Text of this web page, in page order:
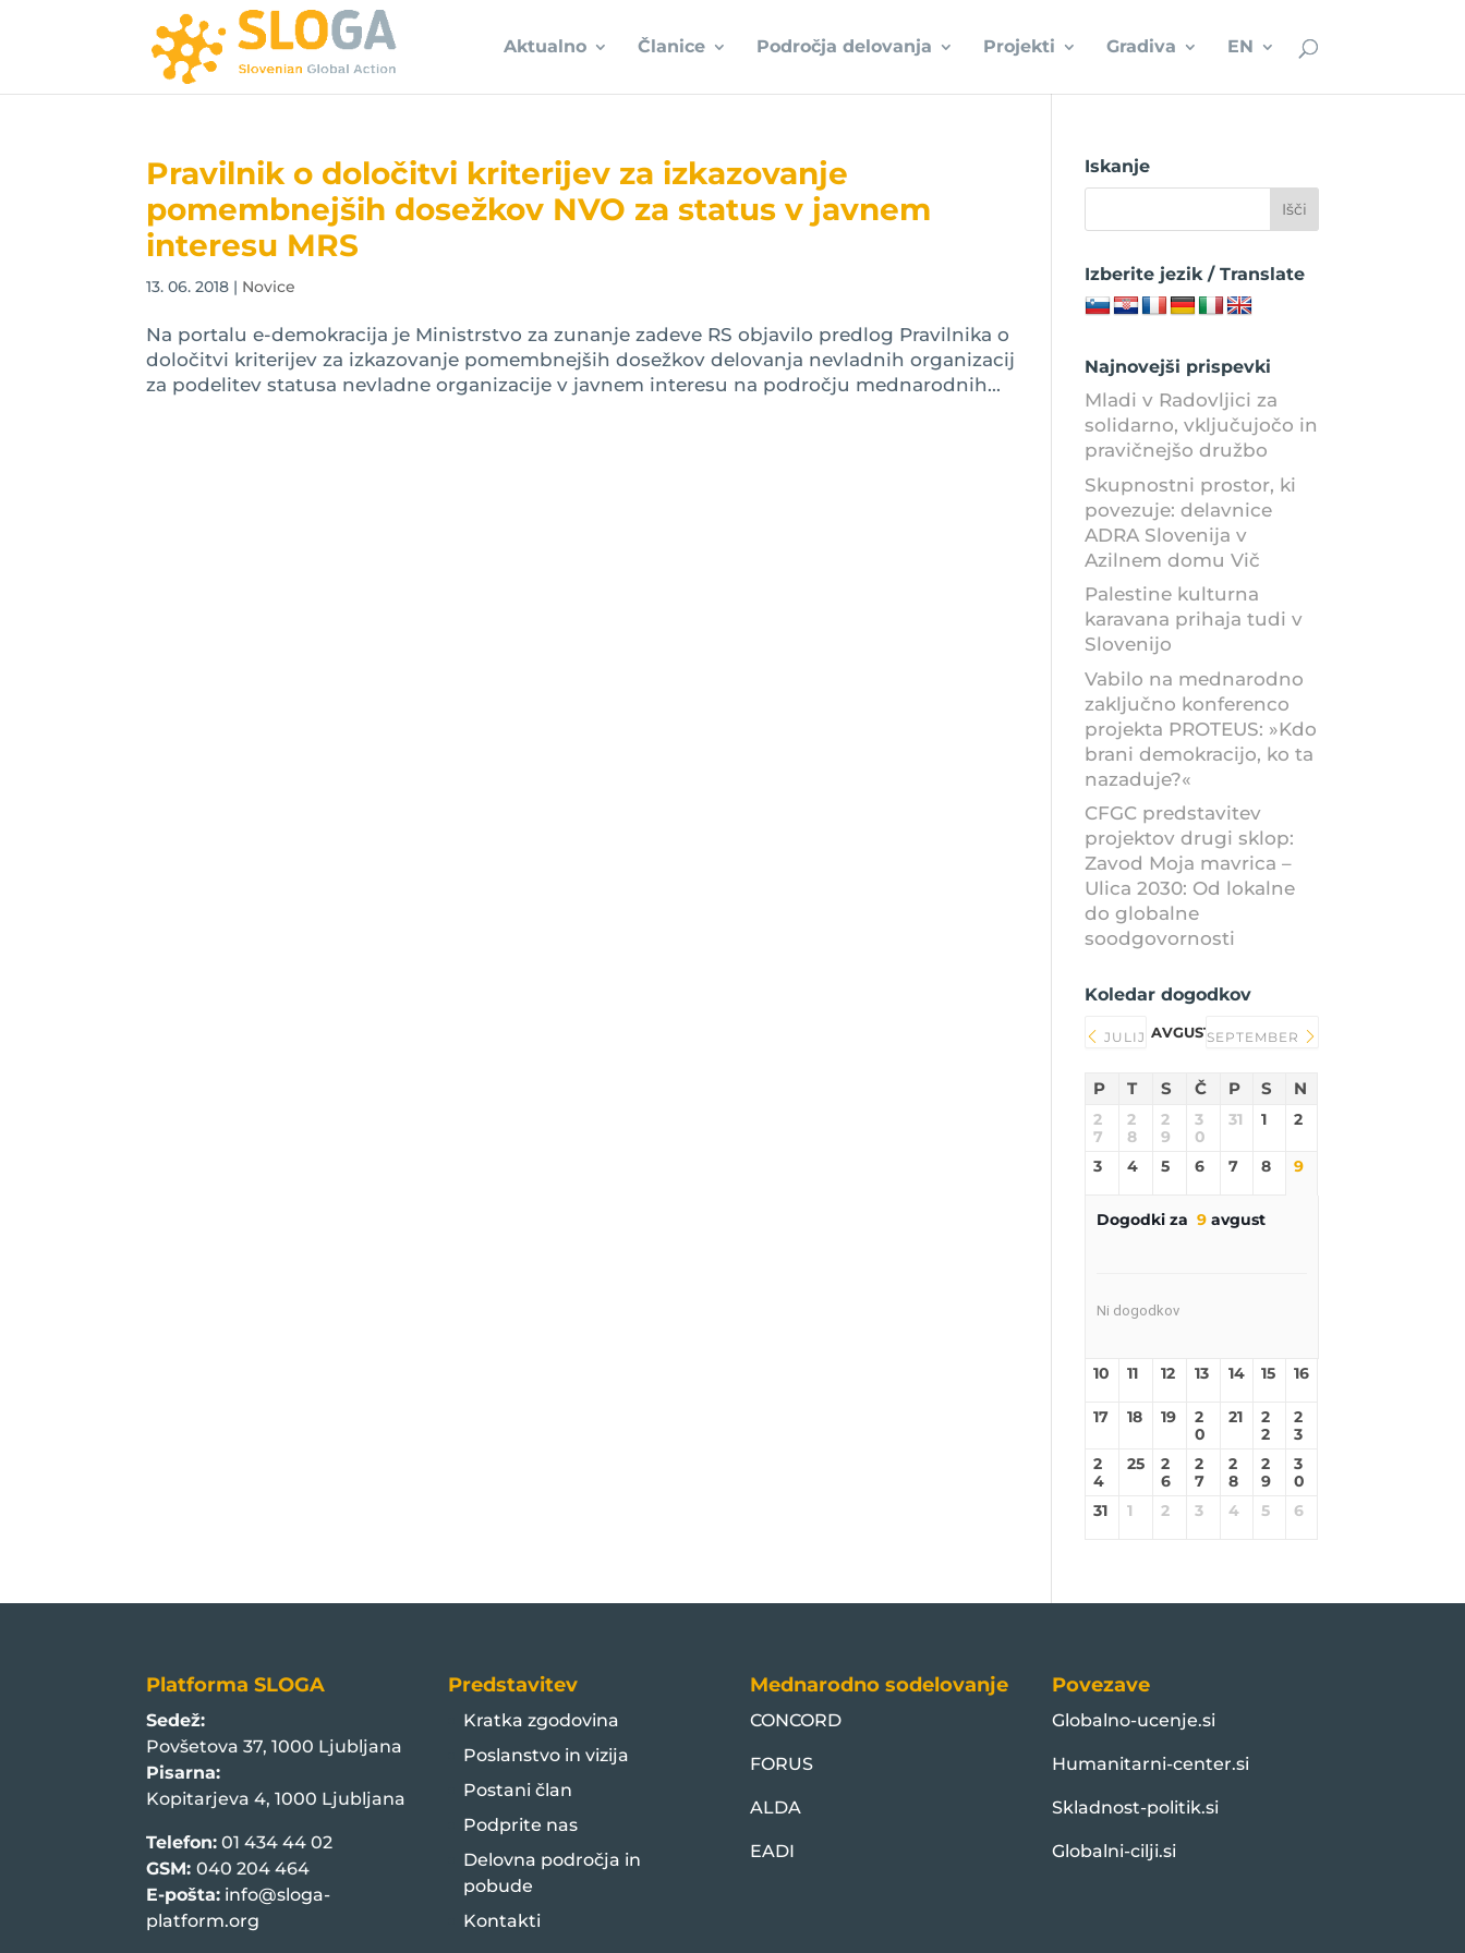
Aktualno Članice Področja delovanja Projekti Gradiva EN
Pravilnik o določitvi kriterijev za izkazovanje
pomembnejših dosežkov NVO za status v javnem
interesu MRS
13. 06. 2018 | Novice
Na portalu e-demokracija je Ministrstvo za zunanje zadeve RS objavilo predlog Pravilnika o
določitvi kriterijev za izkazovanje pomembnejših dosežkov delovanja nevladnih organizacij
za podelitev statusa nevladne organizacije v javnem interesu na področju mednarodnih...
Iskanje
Izberite jezik / Translate
Najnovejši prispevki
Mladi v Radovljici za
solidarno, vključujočo in
pravičnejšo družbo
Skupnostni prostor, ki
povezuje: delavnice
ADRA Slovenija v
Azilnem domu Vič
Palestine kulturna
karavana prihaja tudi v
Slovenijo
Vabilo na mednarodno
zaključno konferenco
projekta PROTEUS: »Kdo
brani demokracijo, ko ta
nazaduje?«
CFGC predstavitev
projektov drugi sklop:
Zavod Moja mavrica –
Ulica 2030: Od lokalne
do globalne
soodgovornosti
Koledar dogodkov
JULIJ AVGUST 2026SEPTEMBER
P T S Č P S N
2
7
2
8
2
9
3
0
31 1 2
3 4 5 6 7 8 9
Dogodki za 9avgust
Ni dogodkov
10 11 12 13 14 15 16
17 18 19
2
0
21
2
2
2
3
2
4
25
2
6
2
7
2
8
2
9
3
0
31
1 2 3 4 5 6
Platforma SLOGA
Sedež:
Povšetova 37, 1000 Ljubljana
Pisarna:
Kopitarjeva 4, 1000 Ljubljana
Telefon: 01 434 44 02
GSM:040 204 464
E-pošta: info@sloga-
platform.org
Predstavitev
Kratka zgodovina
Poslanstvo in vizija
Postani član
Podprite nas
Delovna področja in
pobude
Kontakti
Mednarodno sodelovanje
CONCORD
FORUS
ALDA
EADI
Povezave
Globalno-ucenje.si
Humanitarni-center.si
Skladnost-politik.si
Globalni-cilji.si